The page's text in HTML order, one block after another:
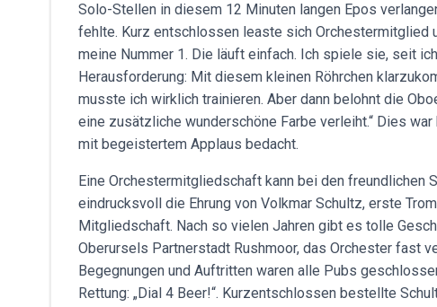
Solo-Stellen in diesem 12 Minuten langen Epos
fehlte. Kurz entschlossen leaste sich Orchestermitglied
meine Nummer 1. Die läuft einfach. Ich spiele sie, seit
Herausforderung: Mit diesem kleinen Röhrchen
musste ich wirklich trainieren. Aber dann belohnt die
eine zusätzliche wunderschöne Farbe verleiht.“ Dies
mit begeistertem Applaus bedacht.
Eine Orchestermitgliedschaft kann bei den freundlichen
eindrucksvoll die Ehrung von Volkmar Schultz, erste
Mitgliedschaft. Nach so vielen Jahren gibt es tolle
Oberursels Partnerstadt Rushmoor, das Orchester fast
Begegnungen und Auftritten waren alle Pubs
Rettung: „Dial 4 Beer!“. Kurzentschlossen bestellte